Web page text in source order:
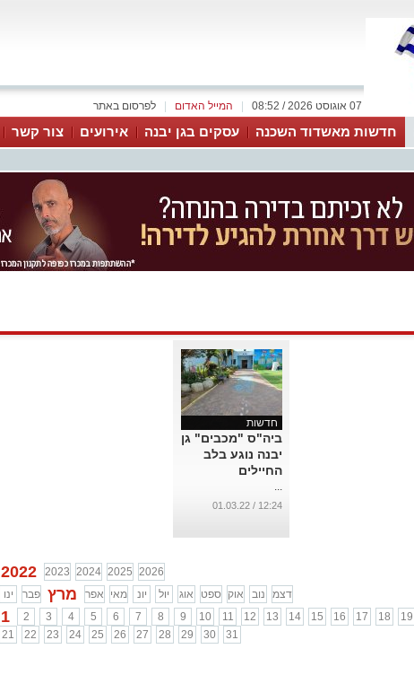
לפרסום באתר המייל האדום 07 אוגוסט 2026 / 08:52
חדשות מאשדוד השכנה עסקים בגן יבנה אירועים צור קשר
חדשות
ביה"ס "מכבים" גן
יבנה נוגע בלב
החיילים
...
12:24 / 01.03.22
2022 2023 2024 2025 2026
ינו
פבר מרץ אפר מאי יונ יול אוג ספט אוק נוב דצמ
1 2 3 4 5 6 7 8 9 10 11 12 13 14 15 16 17 18 19
21
22 23 24 25 26 27 28 29 30 31